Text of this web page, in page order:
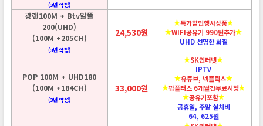
(3년 약정)
광랜100M + Btv알뜰
200(UHD)
(100M +205CH)
(3년 약정)
24,530원
특가할인행사상품
WIFI공유기 990원추가
UHD 선명한 화질
POP 100M + UHD180
(100M +184CH)
(3년 약정)
33,000원
SK인터넷
IPTV
유튜브, 넥플릭스
팝플러스 6개월간무료시청
공유기포함
공휴일, 주말 설치비
64, 625원